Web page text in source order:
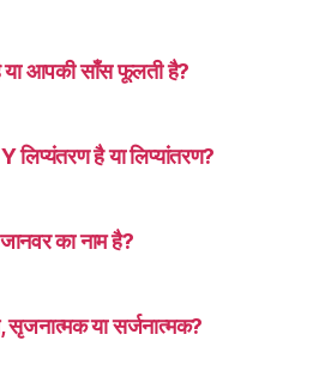
आपकी साँस फूलती है?
है या लिप्यांतरण?
का नाम है?
या सर्जनात्मक?